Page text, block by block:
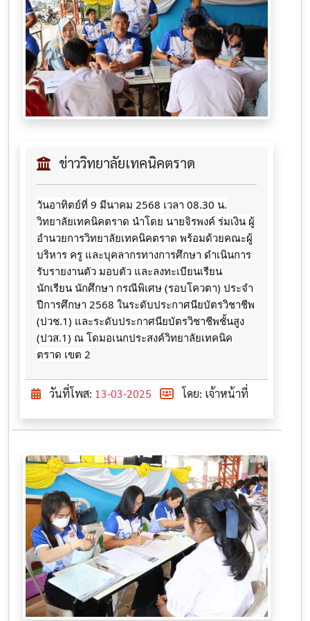
ข่าววิทยาลัยเทคนิคตราด
วันอาทิตย์ที่ 9 มีนาคม 2568 เวลา 08.30 น.
วิทยาลัยเทคนิคตราด นำโดย นายจิรพงค์ ร่มเงิน ผู้
อำนวยการวิทยาลัยเทคนิคตราด พร้อมด้วยคณะผู้
บริหาร ครู และบุคลากรทางการศึกษา ดำเนินการ
รับรายงานตัว มอบตัว และลงทะเบียนเรียน
นักเรียน นักศึกษา กรณีพิเศษ (รอบโควตา) ประจำ
ปีการศึกษา 2568 ในระดับประกาศนียบัตรวิชาชีพ
(ปวช.1) และระดับประกาศนียบัตรวิชาชีพชั้นสูง
(ปวส.1) ณ โดมอเนกประสงค์วิทยาลัยเทคนิค
ตราด เขต 2
วันที่โพส: 13-03-2025 โดย: เจ้าหน้าที่